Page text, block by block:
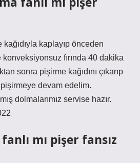
kağıdıyla kaplayıp önceden
konveksiyonsuz fırında 40 dakika
sonra pişirme kağıdını çıkarıp
devam edelim.
dolmalarımız servise hazır.
mı pişer fansız